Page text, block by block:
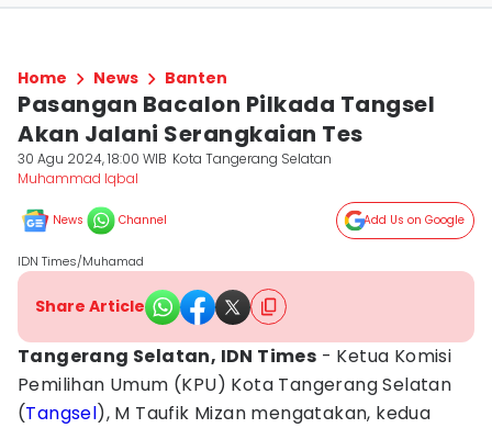
Home News Banten
Pasangan Bacalon Pilkada Tangsel
Akan Jalani Serangkaian Tes
30 Agu 2024, 18:00 WIB Kota Tangerang Selatan
Muhammad Iqbal
News Channel Add Us on Google
IDN Times/Muhamad
Share Article
Tangerang Selatan, IDN Times - Ketua Komisi
Pemilihan Umum (KPU) Kota Tangerang Selatan
(Tangsel), M Taufik Mizan mengatakan, kedua